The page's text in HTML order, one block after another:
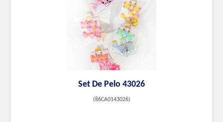
Set De Pelo 43026
(86CA0143026)